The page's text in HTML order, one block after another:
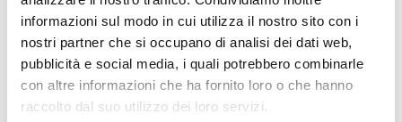
informazioni sul modo in cui utilizza il nostro sito con i
nostri partner che si occupano di analisi dei dati web,
pubblicità e social media, i quali potrebbero combinarle
con altre informazioni che ha fornito loro o che hanno
raccolto dal suo utilizzo dei loro servizi.
piuttosto difficoltoso, in particolare al giorno
d’oggi dove parole come viralità, connettività,
smartphone, trasparenza, selfie, social media,
inclusività, disruption sono diventate di uso
quotidiano.